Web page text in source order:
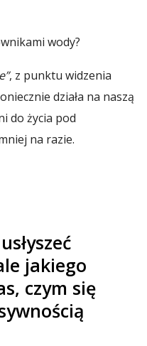
wody?
, z punktu widzenia
działa na naszą
do życia pod
na razie.
jakiego
czym się